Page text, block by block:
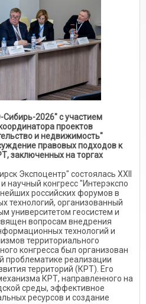
Сибирь-2026" с участием
проектов
и недвижимость"
правовых подходов к
заключенных на торгах
Экспоцентр" состоялась XXII
научный конгресс "Интерэкспо
российских форумов в
технологий, организованный
университетом геосистем и
вопросам внедрения
технологий и
территориального
конгресса был организован
проблематике реализации
территорий (КРТ). Его
КРТ, направленного на
среды, эффективное
ресурсов и создание